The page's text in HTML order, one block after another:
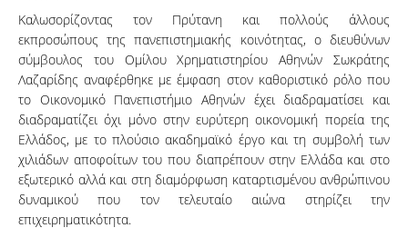
Καλωσορίζοντας τον Πρύτανη και πολλούς άλλους
εκπροσώπους της πανεπιστημιακής κοινότητας, ο διευθύνων
σύμβουλος του Ομίλου Χρηματιστηρίου Αθηνών Σωκράτης
Λαζαρίδης αναφέρθηκε με έμφαση στον καθοριστικό ρόλο που
το Οικονομικό Πανεπιστήμιο Αθηνών έχει διαδραματίσει και
διαδραματίζει όχι μόνο στην ευρύτερη οικονομική πορεία της
Ελλάδος, με το πλούσιο ακαδημαϊκό έργο και τη συμβολή των
χιλιάδων αποφοίτων του που διαπρέπουν στην Ελλάδα και στο
εξωτερικό αλλά και στη διαμόρφωση καταρτισμένου ανθρώπινου
δυναμικού που τον τελευταίο αιώνα στηρίζει την
επιχειρηματικότητα.